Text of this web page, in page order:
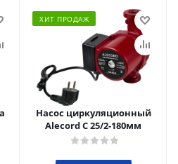
ХИТ ПРОДАЖ
Насос циркуляционный
Alecord C 25/2-180мм